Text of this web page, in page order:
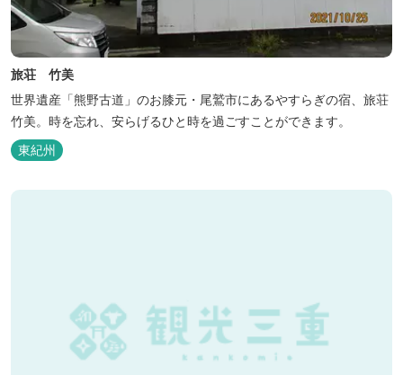
旅荘 竹美
世界遺産「熊野古道」のお膝元・尾鷲市にあるやすらぎの宿、旅荘
竹美。時を忘れ、安らげるひと時を過ごすことができます。
東紀州